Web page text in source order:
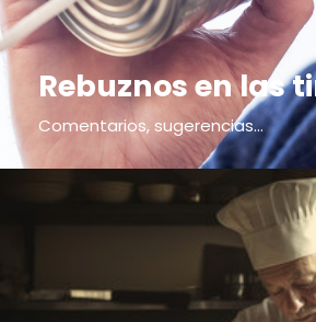
Rebuznos en las
Comentarios, sugerencias...